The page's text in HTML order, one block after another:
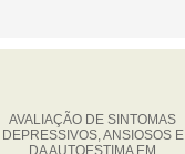
AVALIAÇÃO DE SINTOMAS
DEPRESSIVOS, ANSIOSOS E